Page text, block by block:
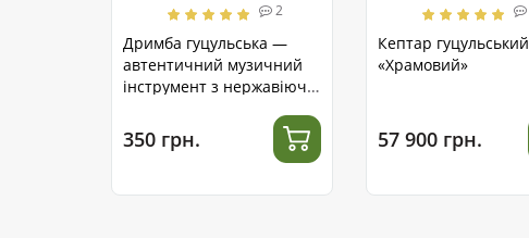
2
Дримба гуцульська —
автентичний музичний
інструмент з нержавіючої
350 грн.
Кептар гуцульський
«Храмовий»
57 900 грн.